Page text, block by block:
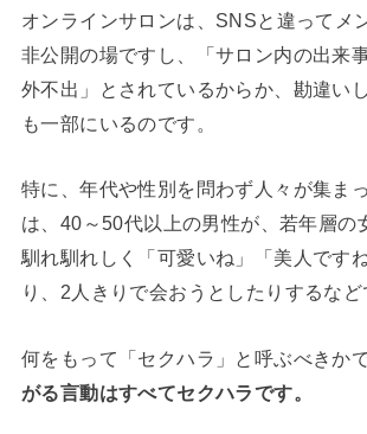
オンラインサロンは、SNSと違ってメ
非公開の場ですし、「サロン内の出来
外不出」とされているからか、勘違い
も一部にいるのです。
特に、年代や性別を問わず人々が集ま
は、40～50代以上の男性が、若年層の
馴れ馴れしく「可愛いね」「美人です
り、2人きりで会おうとしたりするなど
何をもって「セクハラ」と呼ぶべきかで
がる言動はすべてセクハラです。